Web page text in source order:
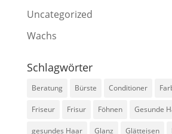
Uncategorized
Wachs
Schlagwörter
Beratung Bürste Conditioner
Friseur Frisur Föhnen Gesunde
gesundes Haar Glanz Glätteisen